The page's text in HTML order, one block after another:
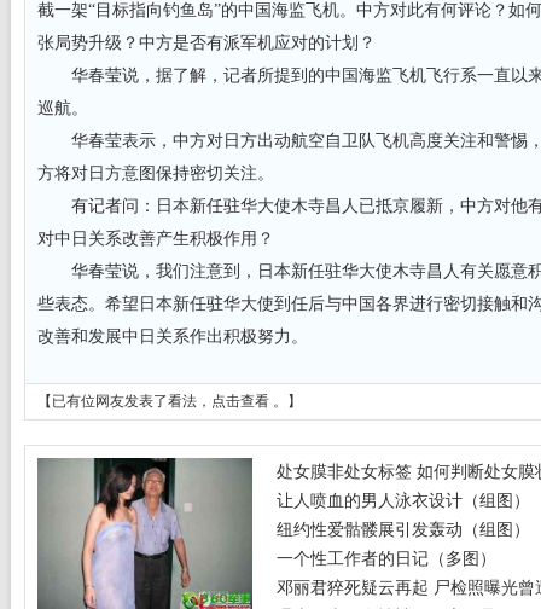
截一架“目标指向钓鱼岛”的中国海监飞机。中方对此有何评论？如
张局势升级？中方是否有派军机应对的计划？
华春莹说，据了解，记者所提到的中国海监飞机飞行系一直以
巡航。
华春莹表示，中方对日方出动航空自卫队飞机高度关注和警惕
方将对日方意图保持密切关注。
有记者问：日本新任驻华大使木寺昌人已抵京履新，中方对他
对中日关系改善产生积极作用？
华春莹说，我们注意到，日本新任驻华大使木寺昌人有关愿意
些表态。希望日本新任驻华大使到任后与中国各界进行密切接触和
改善和发展中日关系作出积极努力。
【已有位网友发表了看法， 点击查看 。】
处女膜非处女标签 如何判断处女膜
让人喷血的男人泳衣设计（组图）
纽约性爱骷髅展引发轰动（组图）
一个性工作者的日记（多图）
邓丽君猝死疑云再起 尸检照曝光曾